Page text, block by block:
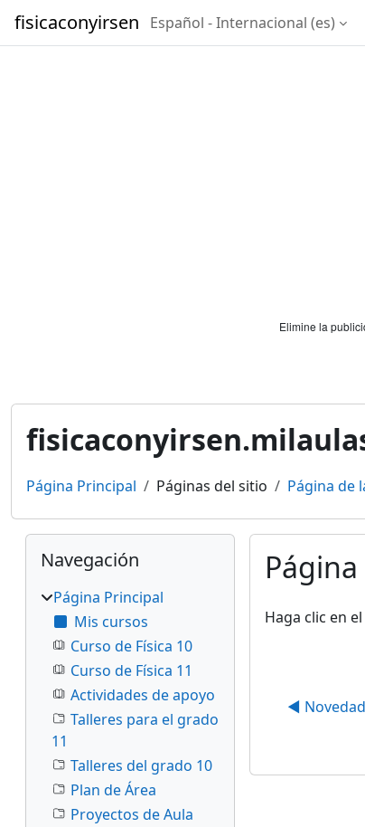
Elimine la
fisicaconyirsen Español - Internacional ‎(es)‎
Página Principal Páginas del sitio Página de
Página
Requisitos de
Haga clic en
◀︎
Bloques
Salta Navegación
Navegación
Página Principal
Mis cursos
Curso de Física 10
Curso de Física 11
Actividades de apoyo
Talleres para el grado
11
Talleres del grado 10
Plan de Área
Proyectos de Aula